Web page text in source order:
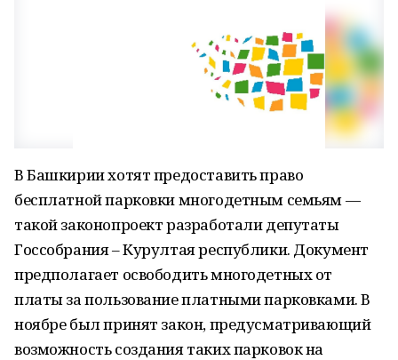
В Башкирии хотят предоставить право
бесплатной парковки многодетным семьям —
такой законопроект разработали депутаты
Госсобрания – Курултая республики. Документ
предполагает освободить многодетных от
платы за пользование платными парковками. В
ноябре был принят закон, предусматривающий
возможность создания таких парковок на